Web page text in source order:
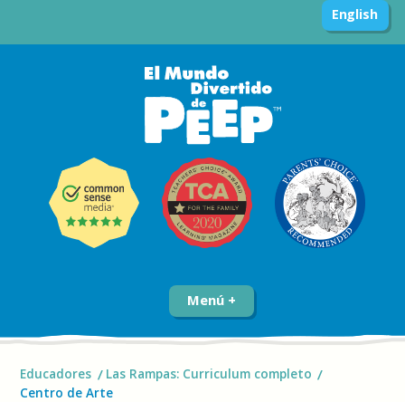
English
Menú
Educadores
Las Rampas: Curriculum completo
Centro de Arte